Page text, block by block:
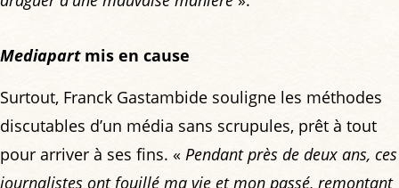
Mediapartmis en cause
Surtout, Franck Gastambide souligne les méthodes
discutables d’un média sans scrupules, prêt à tout
pour arriver à ses fins. « Pendant près de deux ans, ces
journalistes ont fouillé ma vie et mon passé, remontant